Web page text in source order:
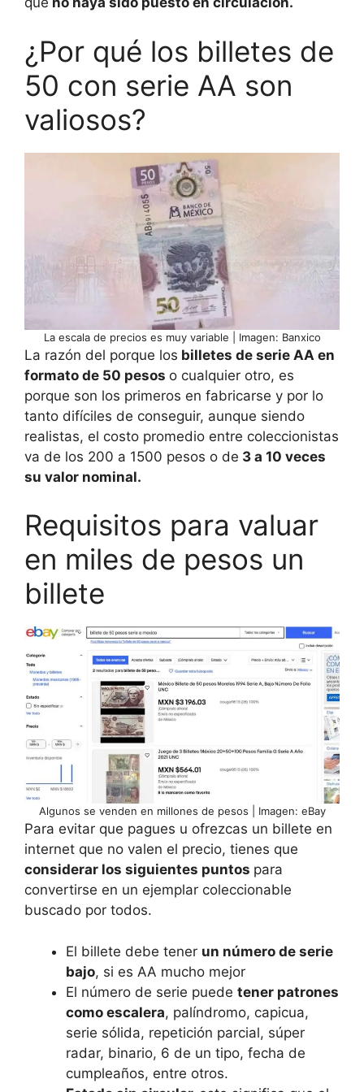
¿Por qué los billetes de
50 con serie AA son
valiosos?
La escala de precios es muy variable | Imagen: Banxico
La razón del porque los billetes de serie AA en
formato de 50 pesos o cualquier otro, es
porque son los primeros en fabricarse y por lo
tanto difíciles de conseguir, aunque siendo
realistas, el costo promedio entre coleccionistas
va de los 200 a 1500 pesos o de 3 a 10 veces
su valor nominal.
Requisitos para valuar
en miles de pesos un
billete
Algunos se venden en millones de pesos | Imagen: eBay
Para evitar que pagues u ofrezcas un billete en
internet que no valen el precio, tienes que
considerar los siguientes puntos para
convertirse en un ejemplar coleccionable
buscado por todos.
El billete debe tener un número de serie
bajo, si es AA mucho mejor
El número de serie puede tener patrones
como escalera, palíndromo, capicua,
serie sólida, repetición parcial, súper
radar, binario, 6 de un tipo, fecha de
cumpleaños, entre otros.